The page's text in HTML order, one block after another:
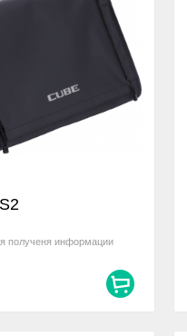
полученя информации